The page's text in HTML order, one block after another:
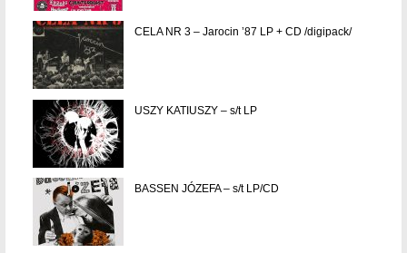
CELA NR 3 – Jarocin ’87 LP + CD /digipack/
USZY KATIUSZY – s/t LP
BASSEN JÓZEFA – s/t LP/CD